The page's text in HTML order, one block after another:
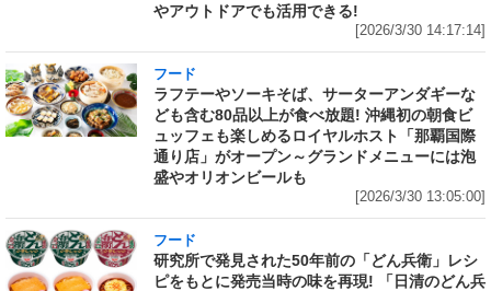
やアウトドアでも活用できる!
[2026/3/30 14:17:14]
フード
ラフテーやソーキそば、サーターアンダギーな
ども含む80品以上が食べ放題! 沖縄初の朝食ビ
ュッフェも楽しめるロイヤルホスト「那覇国際
通り店」がオープン～グランドメニューには泡
盛やオリオンビールも
[2026/3/30 13:05:00]
フード
研究所で発見された50年前の「どん兵衛」レシ
ピをもとに発売当時の味を再現! 「日清のどん兵